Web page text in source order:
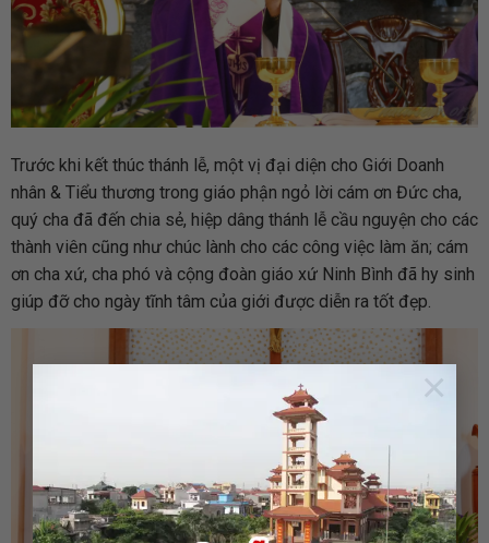
×
Trước khi kết thúc thánh lễ, một vị đại diện cho Giới Doanh
nhân & Tiểu thương trong giáo phận ngỏ lời cám ơn Đức cha,
quý cha đã đến chia sẻ, hiệp dâng thánh lễ cầu nguyện cho các
thành viên cũng như chúc lành cho các công việc làm ăn; cám
ơn cha xứ, cha phó và cộng đoàn giáo xứ Ninh Bình đã hy sinh
giúp đỡ cho ngày tĩnh tâm của giới được diễn ra tốt đẹp.